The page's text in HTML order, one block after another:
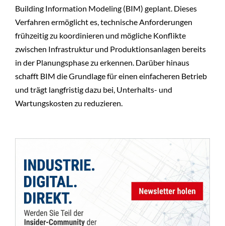
Building Information Modeling (BIM) geplant. Dieses
Verfahren ermöglicht es, technische Anforderungen
frühzeitig zu koordinieren und mögliche Konflikte
zwischen Infrastruktur und Produktionsanlagen bereits
in der Planungsphase zu erkennen. Darüber hinaus
schafft BIM die Grundlage für einen einfacheren Betrieb
und trägt langfristig dazu bei, Unterhalts- und
Wartungskosten zu reduzieren.